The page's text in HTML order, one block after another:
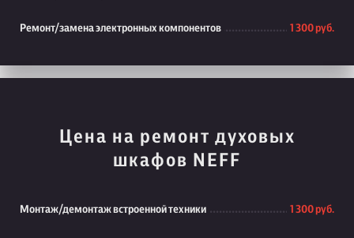
Ремонт/замена электронных компонентов 1 300 руб.
Цена на ремонт духовых
шкафов NEFF
Монтаж/демонтаж встроенной техники 1 300 руб.